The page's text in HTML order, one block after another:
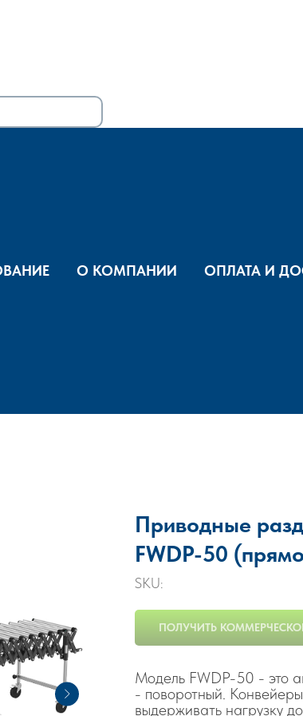
О КОМПАНИИ ОПЛАТА И
Приводные
FWDP-50
SKU:
ПОЛУЧИТЬ
Модель FWDР-50 - это
- поворотный.
выдерживать нагрузку